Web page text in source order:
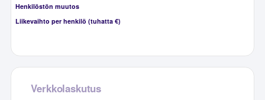
Henkilöstön muutos
Liikevaihto per henkilö (tuhatta €)
Verkkolaskutus